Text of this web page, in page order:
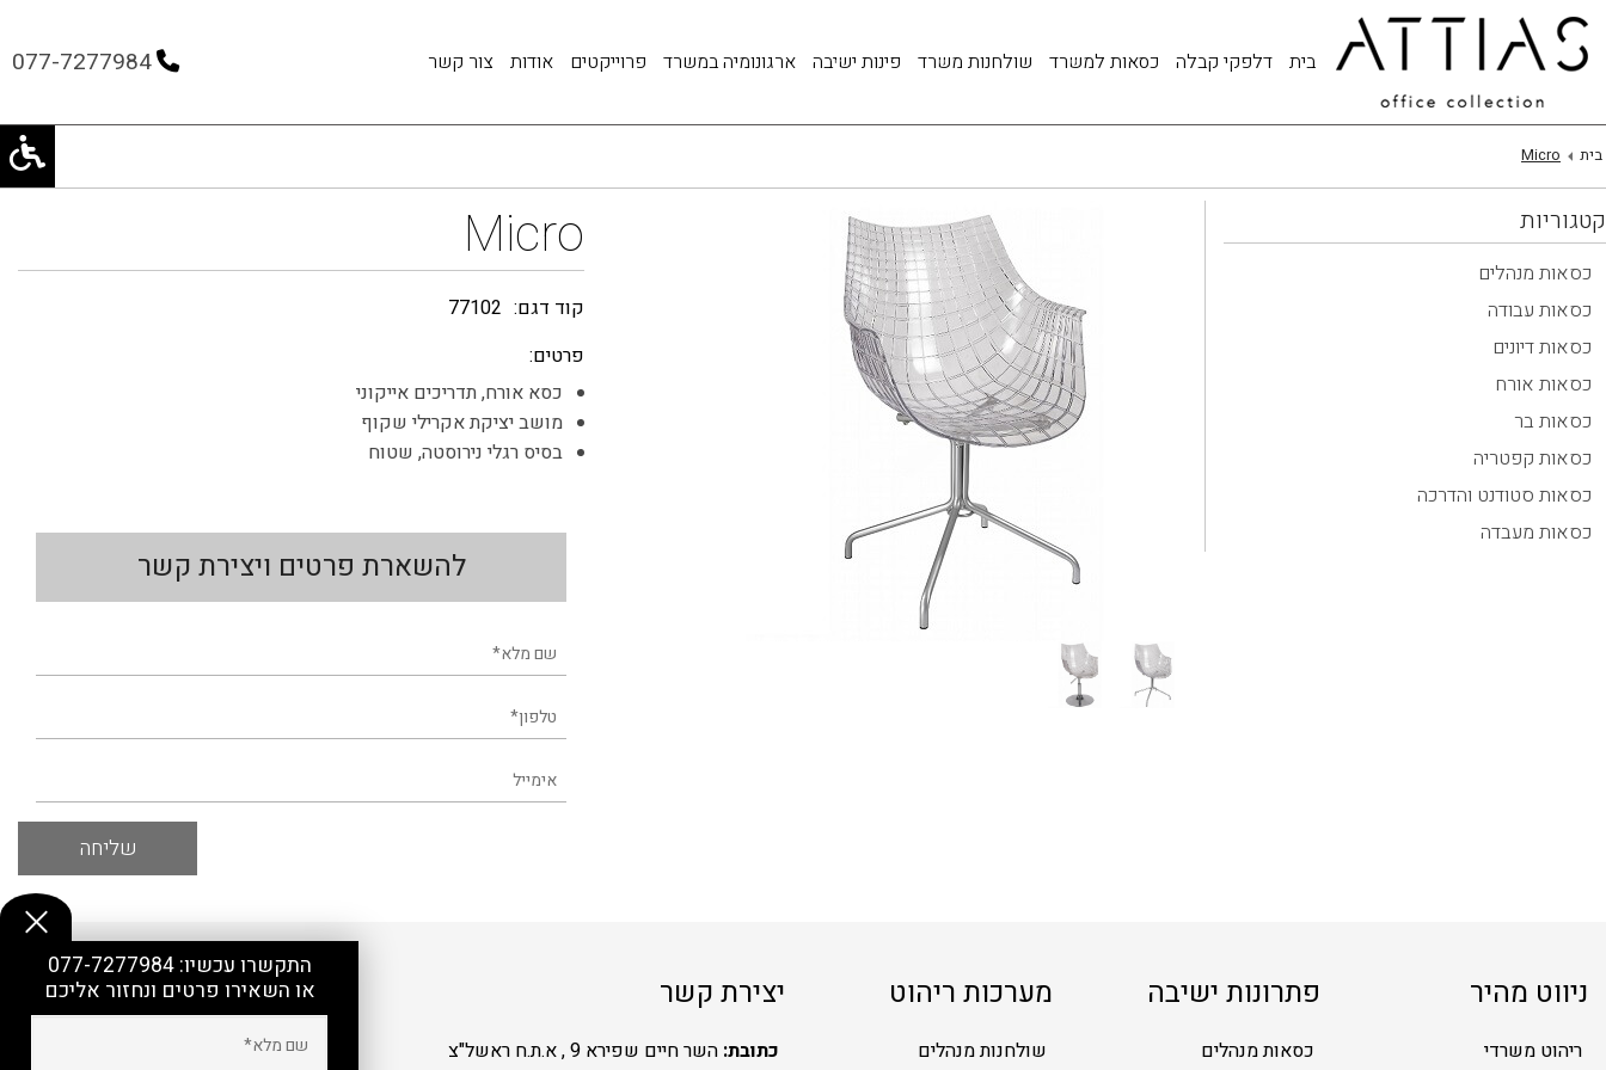
בית דלפקי קבלה כסאות למשרד שולחנות משרד פינות ישיבה ארגונומיה במשרד פרוייקטים אודות צור קשר 077-7277984
התקשרו עכשיו: 077-7277984
או השאירו פרטים ונחזור אליכם
בית Micro
קטגוריות
כסאות מנהלים
כסאות עבודה
כסאות דיונים
כסאות אורח
כסאות בר
כסאות קפטריה
כסאות סטודנט והדרכה
כסאות מעבדה
Micro
קוד דגם: 77102
פרטים:
כסא אורח, תדריכים אייקוני
מושב יציקת אקרילי שקוף
בסיס רגלי נירוסטה, שטוח
להשארת פרטים ויצירת קשר
ניווט מהיר
ריהוט משרדי
פתרונות ישיבה
כסאות מנהלים
מערכות ריהוט
שולחנות מנהלים
יצירת קשר
כתובת: השר חיים שפירא 9 , א.ת.ח ראשל"צ